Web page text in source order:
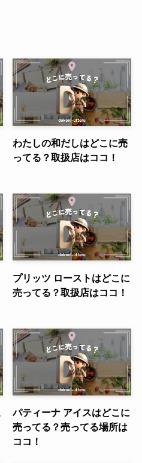
わたしの和だしはどこに売
ってる？取扱店はココ！
プリッツ ローストはどこに
売ってる？取扱店はココ！
パティーナ アイスはどこに
売ってる？売ってる場所は
ココ！